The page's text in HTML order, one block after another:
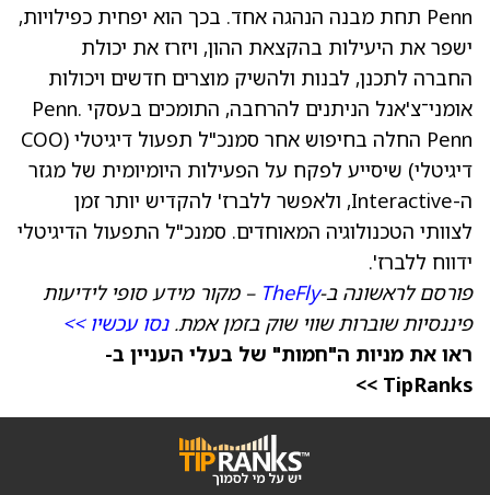
Penn תחת מבנה הנהגה אחד. בכך הוא יפחית כפילויות,
ישפר את היעילות בהקצאת ההון, ויזרז את יכולת
החברה לתכנן, לבנות ולהשיק מוצרים חדשים ויכולות
אומני־צ'אנל הניתנים להרחבה, התומכים בעסקי Penn.
Penn החלה בחיפוש אחר סמנכ"ל תפעול דיגיטלי (COO
דיגיטלי) שיסייע לפקח על הפעילות היומיומית של מגזר
ה-Interactive, ולאפשר ללברז' להקדיש יותר זמן
לצוותי הטכנולוגיה המאוחדים. סמנכ"ל התפעול הדיגיטלי
ידווח ללברז'.
פורסם לראשונה ב-TheFly – מקור מידע סופי לידיעות
פיננסיות שוברות שווי שוק בזמן אמת.נסו עכשיו >>
ראו את מניות ה"חמות" של בעלי העניין ב-
TipRanks >>